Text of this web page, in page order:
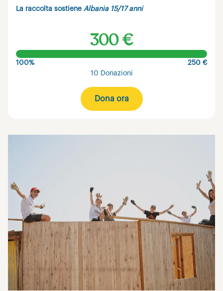
La raccolta sostiene Albania 15/17 anni
300 €
100%
250 €
10 Donazioni
Dona ora